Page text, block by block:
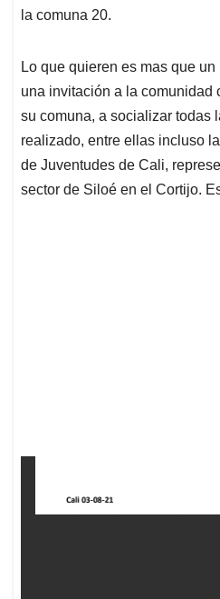
la comuna 20.
Lo que quieren es mas que
una invitación a la comunidad
su comuna, a socializar todas
realizado, entre ellas incluso
de Juventudes de Cali,
sector de Siloé en el Cortijo.